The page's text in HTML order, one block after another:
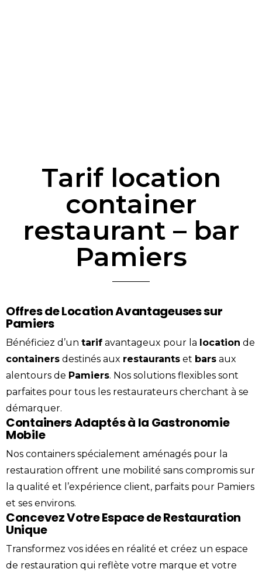
Tarif location
container
restaurant – bar
Pamiers
Offres de Location Avantageuses sur
Pamiers
Bénéficiez d’un tarif avantageux pour la location de
containers destinés aux restaurants et bars aux
alentours de Pamiers. Nos solutions flexibles sont
parfaites pour tous les restaurateurs cherchant à se
démarquer.
Containers Adaptés à la Gastronomie
Mobile
Nos containers spécialement aménagés pour la
restauration offrent une mobilité sans compromis sur
la qualité et l’expérience client, parfaits pour Pamiers
et ses environs.
Concevez Votre Espace de Restauration
Unique
Transformez vos idées en réalité et créez un espace
de restauration qui reflète votre marque et votre